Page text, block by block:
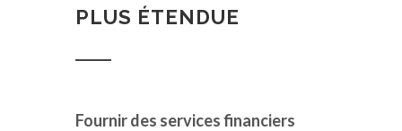
PLUS ÉTENDUE
Fournir des services financiers